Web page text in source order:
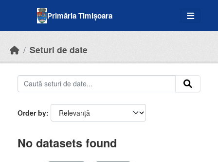
Primăria Timișoara
Seturi de date
Order by
No datasets found